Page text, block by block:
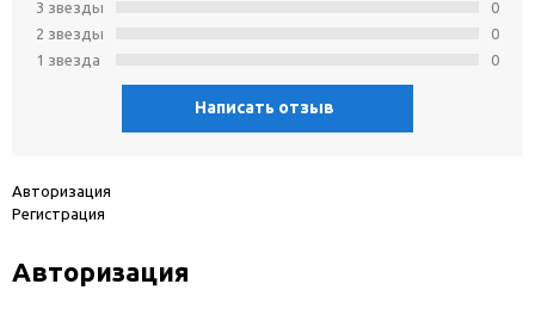
3 звeзды
2 звeзды
1 звeзда
0
0
0
Написать отзыв
Авторизация
Регистрация
Авторизация